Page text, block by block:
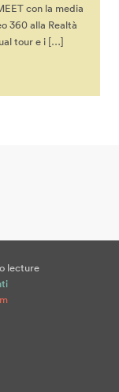
con la media
360 alla Realtà
tour e i […]
lecture